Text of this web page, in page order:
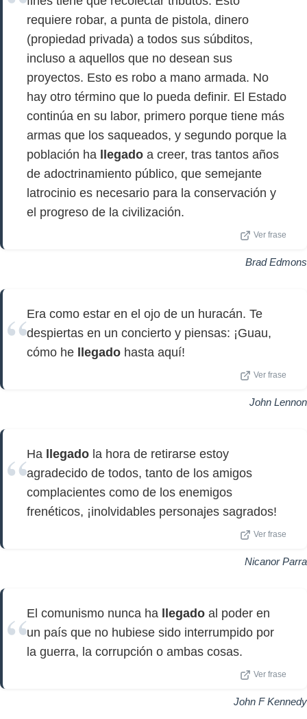
requiere robar, a punta de pistola, dinero
(propiedad privada) a todos sus súbditos,
incluso a aquellos que no desean sus
proyectos. Esto es robo a mano armada. No
hay otro término que lo pueda definir. El Estado
continúa en su labor, primero porque tiene más
armas que los saqueados, y segundo porque la
población ha
llegado a creer, tras tantos años
de adoctrinamiento público, que semejante
latrocinio es necesario para la conservación y
el progreso de la civilización.
Ver frase
Brad Edmons
Era como estar en el ojo de un huracán. Te
despiertas en un concierto y piensas: ¡Guau,
cómo he
llegado hasta aquí!
Ver frase
John Lennon
Ha llegado la hora de retirarse estoy
agradecido de todos, tanto de los amigos
complacientes como de los enemigos
frenéticos, ¡inolvidables personajes sagrados!
Ver frase
Nicanor Parra
El comunismo nunca ha llegado al poder en
un país que no hubiese sido interrumpido por
la guerra, la corrupción o ambas cosas.
Ver frase
John F Kennedy